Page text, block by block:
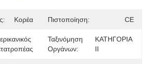
Κορέα Πιστοποίηση: CE
Ταξινόμηση
Οργάνων:
ΚΑΤΗΓΟΡΙΑ
ΙΙ